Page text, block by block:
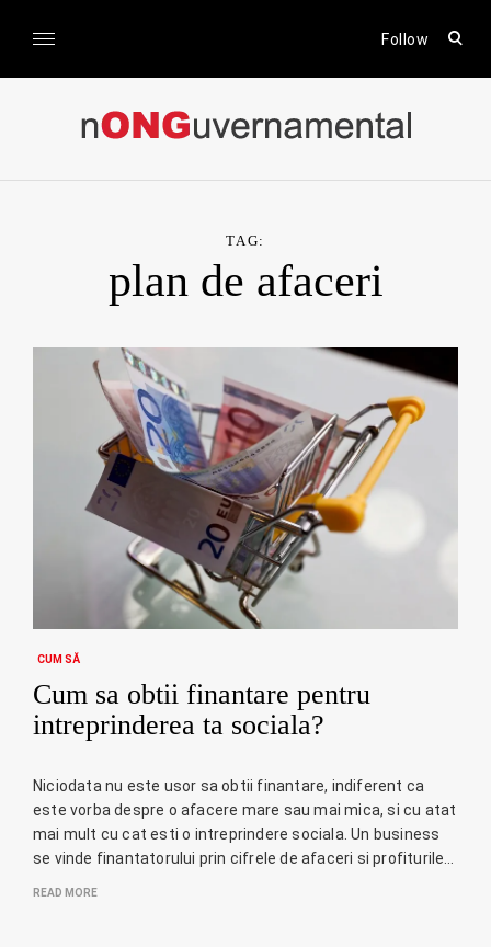
Follow
open
form
nONGuvernamental
TAG:
plan de afaceri
CUM SĂ
Cum sa obtii finantare pentru
intreprinderea ta sociala?
Niciodata nu este usor sa obtii finantare, indiferent ca
este vorba despre o afacere mare sau mai mica, si cu atat
mai mult cu cat esti o intreprindere sociala. Un business
se vinde finantatorului prin cifrele de afaceri si profiturile…
READ MORE